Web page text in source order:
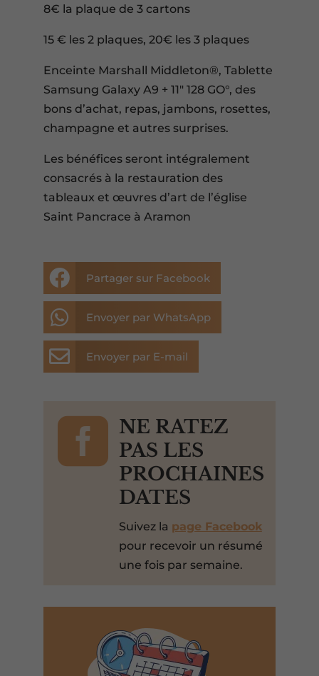
8€ la plaque de 3 cartons
15 € les 2 plaques, 20€ les 3 plaques
Enceinte Marshall Middleton®, Tablette
Samsung Galaxy A9 + 11″ 128 GO°, des
bons d’achat, repas, jambons, rosettes,
champagne et autres surprises.
Les bénéfices seront intégralement
consacrés à la restauration des
tableaux et œuvres d’art de l’église
Saint Pancrace à Aramon
 Partager sur Facebook
 Envoyer par WhatsApp
 Envoyer par E-mail

NE RATEZ
PAS LES
PROCHAINES
DATES
Suivez la page Facebook
pour recevoir un résumé
une fois par semaine.